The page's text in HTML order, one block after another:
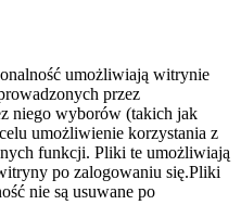
umożliwiają witrynie
przez
niego wyborów (takich jak
umożliwienie korzystania z
funkcji. Pliki te umożliwiają
po zalogowaniu się.Pliki
nie są usuwane po